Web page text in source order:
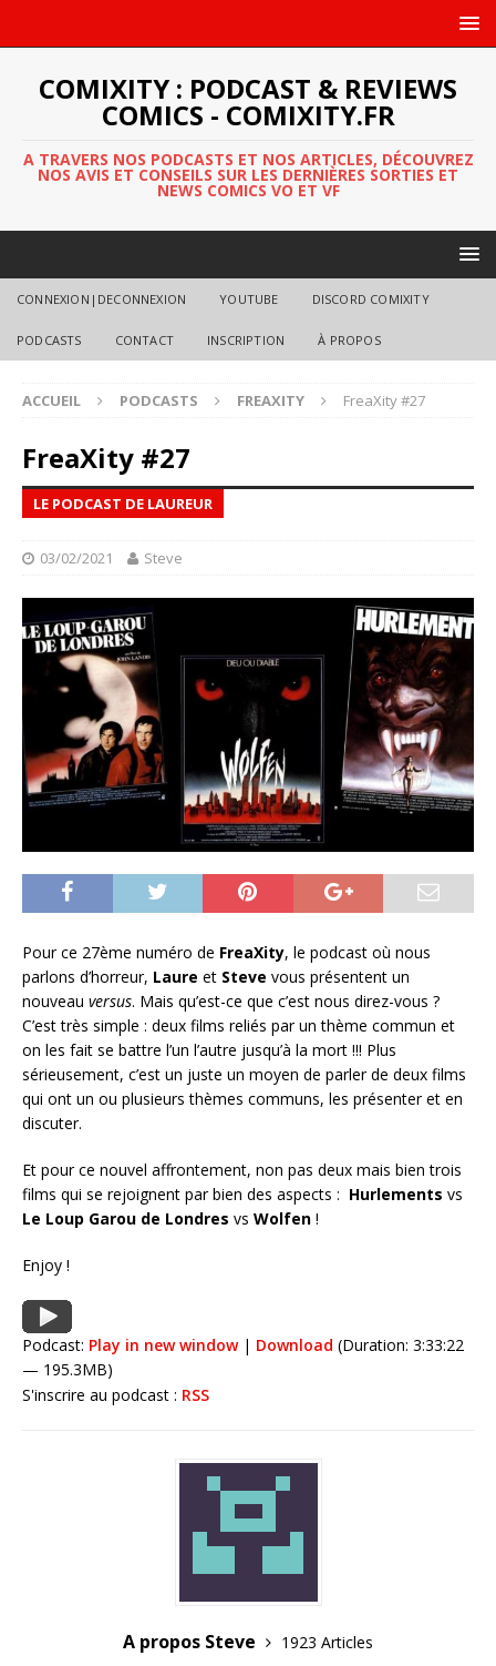
COMIXITY : PODCAST & REVIEWS
COMICS - COMIXITY.FR
A TRAVERS NOS PODCASTS ET NOS ARTICLES, DÉCOUVREZ
NOS AVIS ET CONSEILS SUR LES DERNIÈRES SORTIES ET
NEWS COMICS VO ET VF
CONNEXION|DECONNEXION YOUTUBE DISCORD COMIXITY
PODCASTS CONTACT INSCRIPTION À PROPOS
ACCUEIL PODCASTS FREAXITY FreaXity #27
FreaXity #27
LE PODCAST DE LAUREUR
03/02/2021 Steve
Pour ce 27ème numéro de FreaXity, le podcast où nous
parlons d’horreur, Laure et Steve vous présentent un
nouveau versus. Mais qu’est-ce que c’est nous direz-vous ?
C’est très simple : deux films reliés par un thème commun et
on les fait se battre l’un l’autre jusqu’à la mort !!! Plus
sérieusement, c’est un juste un moyen de parler de deux films
qui ont un ou plusieurs thèmes communs, les présenter et en
discuter.
Et pour ce nouvel affrontement, non pas deux mais bien trois
films qui se rejoignent par bien des aspects : Hurlements vs
Le Loup Garou de Londres vs Wolfen !
Enjoy !
Podcast: Play in new window| Download (Duration: 3:33:22
— 195.3MB)
S'inscrire au podcast : RSS
A propos Steve
1923 Articles